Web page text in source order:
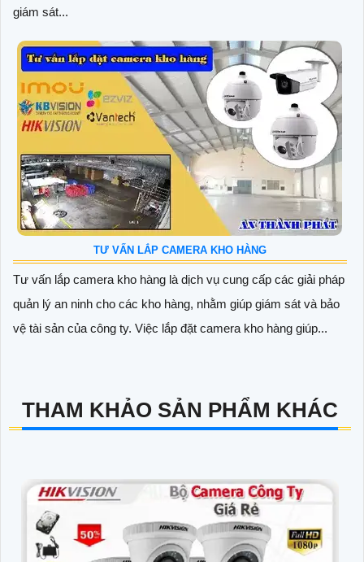
giám sát...
TƯ VẤN LẮP CAMERA KHO HÀNG
Tư vấn lắp camera kho hàng là dịch vụ cung cấp các giải pháp
quản lý an ninh cho các kho hàng, nhằm giúp giám sát và bảo
vệ tài sản của công ty. Việc lắp đặt camera kho hàng giúp...
THAM KHẢO SẢN PHẨM KHÁC